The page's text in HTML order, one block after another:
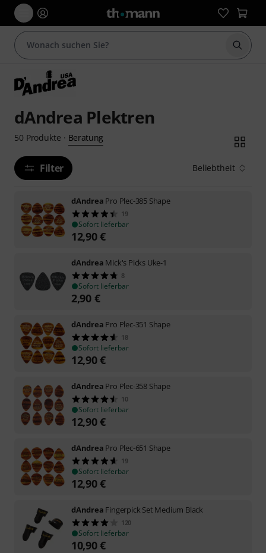
Suche
dAndrea Plektren
50 Produkte · Beratung
Filter Beliebtheit
dAndrea Pro Plec-385 Shape
19
Sofort lieferbar
12,90€
dAndrea Mick's Picks Uke-1
8
Sofort lieferbar
2,90 €
dAndrea Pro Plec-351 Shape
18
Sofort lieferbar
12,90€
dAndrea Pro Plec-358 Shape
10
Sofort lieferbar
12,90€
dAndrea Pro Plec-651 Shape
19
Sofort lieferbar
12,90€
dAndrea Fingerpick Set Medium Black
120
Sofort lieferbar
10,90€